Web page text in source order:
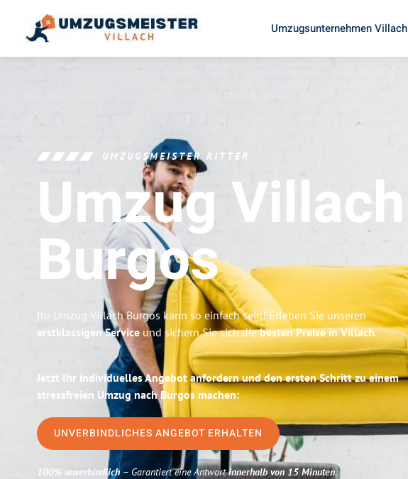
Umzugsunternehmen Villach
UMZUGSMEISTER RITTER
Umzug Villach
Burgos
Ihr Umzug Villach Burgos kann so einfach sein! Erleben Sie unseren
erstklassigen Service und sichern Sie sich diebesten Preise in Villach.
Jetzt Ihr individuelles Angebot anfordern und den ersten Schritt zu einem
stressfreien Umzug nach Burgos machen:
UNVERBINDLICHES ANGEBOT ERHALTEN
100% unverbindlich– Garantiert eine Antwortinnerhalb von 15 Minuten.